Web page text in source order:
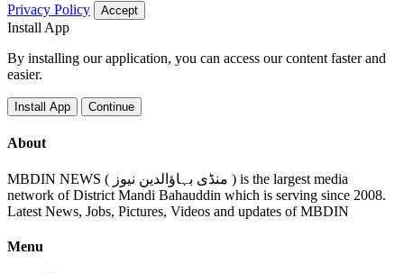
Privacy Policy Accept
Install App
By installing our application, you can access our content faster and
easier.
Install App Continue
About
MBDIN NEWS ( منڈی بہاؤالدین نیوز ) is the largest media
network of District Mandi Bahauddin which is serving since 2008.
Latest News, Jobs, Pictures, Videos and updates of MBDIN
Menu